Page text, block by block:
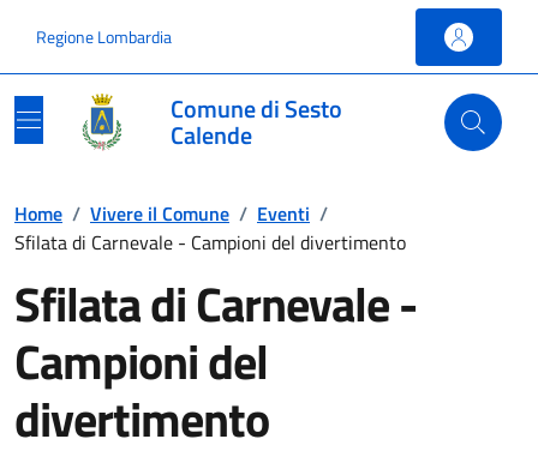
Regione Lombardia
Comune di Sesto
Calende
Home / Vivere il Comune / Eventi /
Sfilata di Carnevale - Campioni del divertimento
Sfilata di Carnevale -
Campioni del
divertimento